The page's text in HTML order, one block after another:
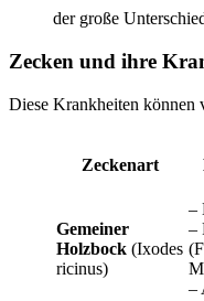
der große
Zecken und ihre
Diese Krankheiten können
Zeckenart
Gemeiner
Holzbock (Ixodes
ricinus)
–
–
–